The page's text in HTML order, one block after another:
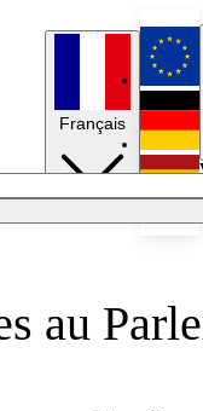
Français
au